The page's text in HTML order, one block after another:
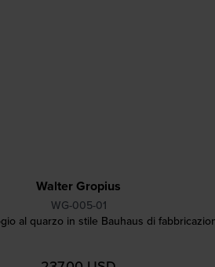
Walter Gropius
WG-005-01
al quarzo in stile Bauhaus di